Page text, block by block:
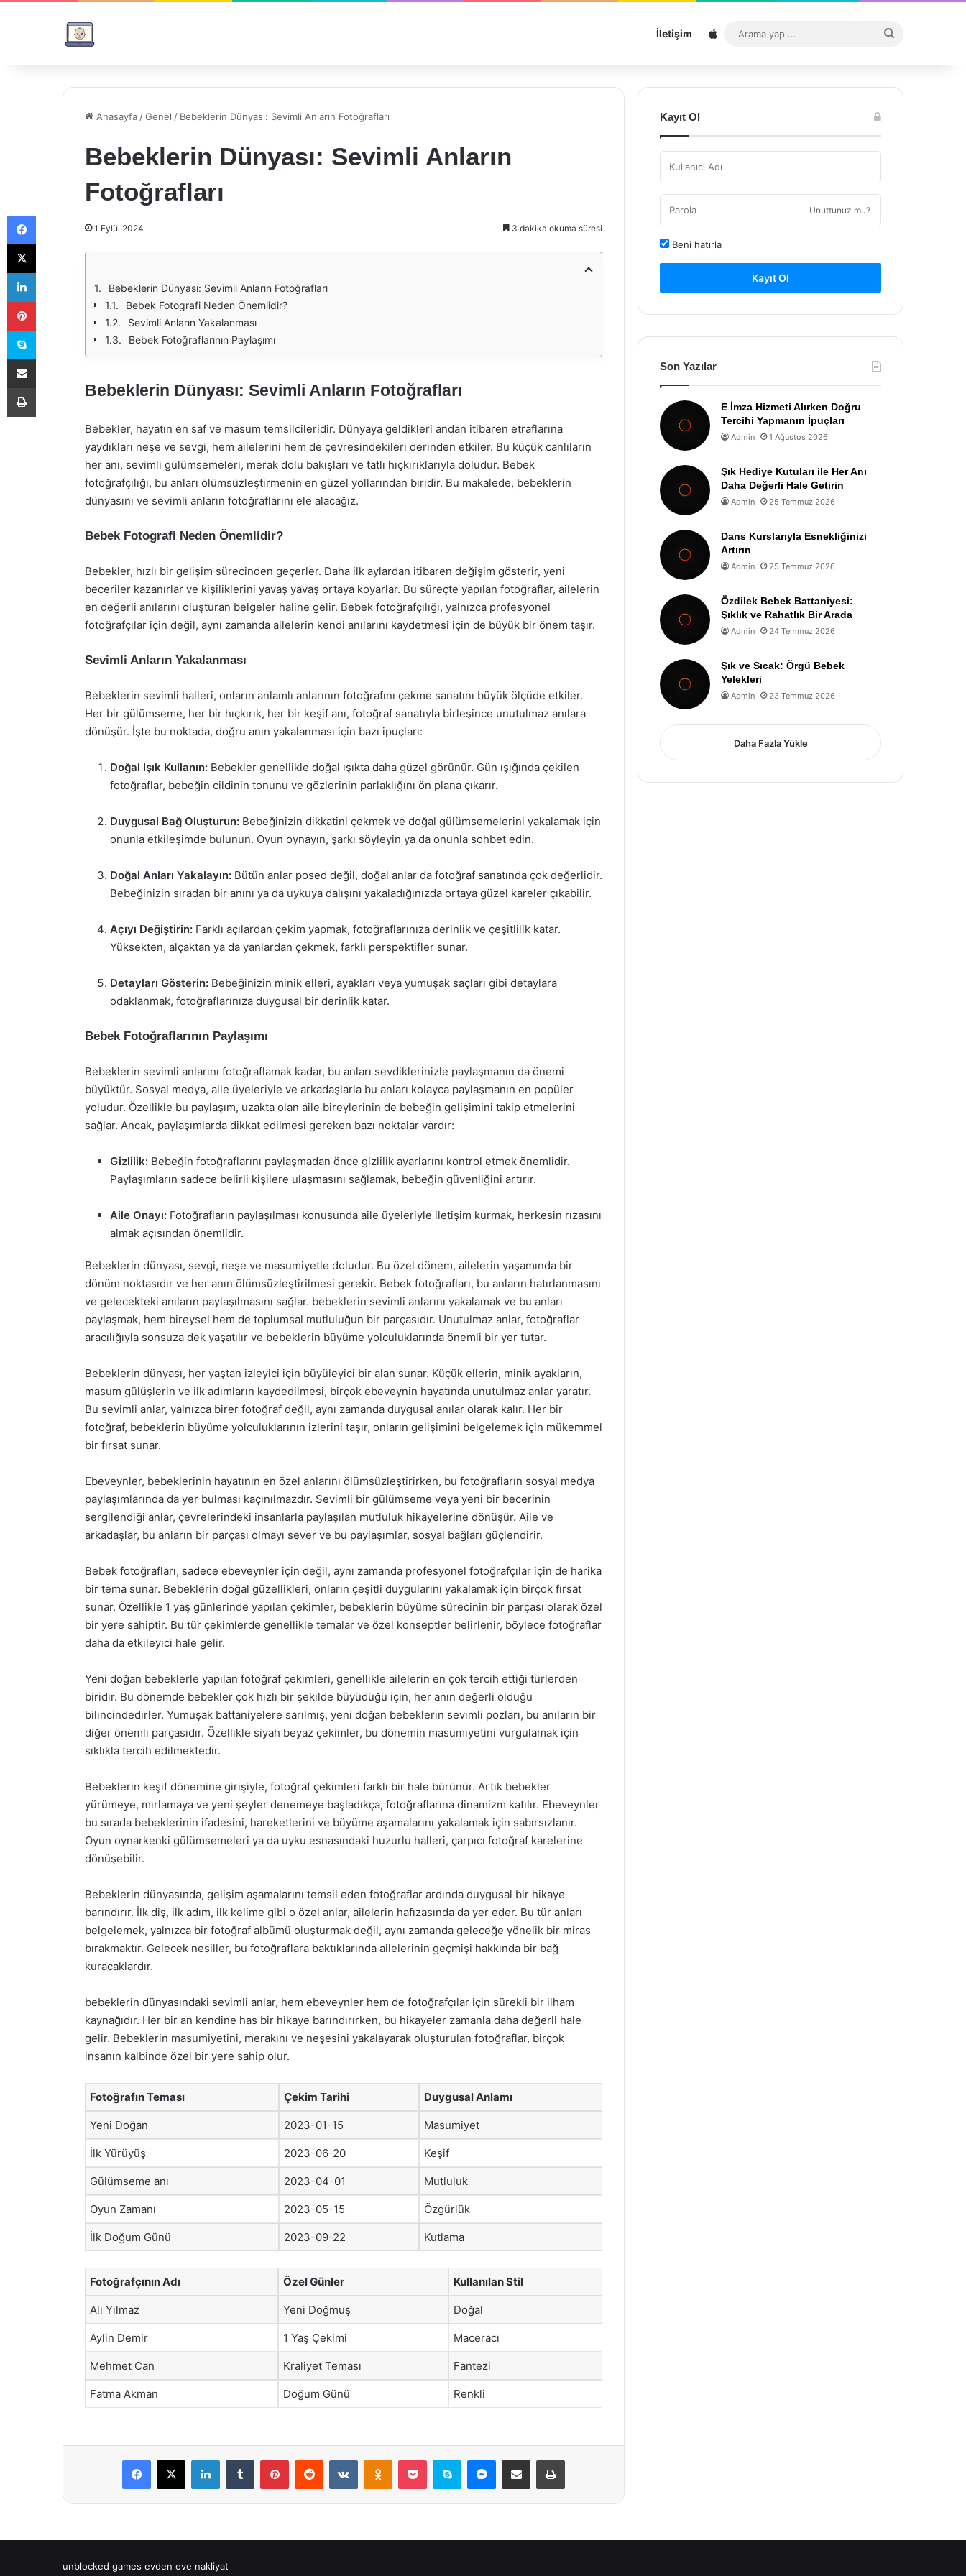
İletişim Sitemap
...
Anasayfa /Genel / Bebeklerin Dünyası: Sevimli Anların Fotoğrafları
Bebeklerin Dünyası: Sevimli Anların
Fotoğrafları
1 Eylül 2024 3 dakika okuma süresi
Bebeklerin Dünyası: Sevimli Anların Fotoğrafları
Bebek Fotografi Neden Önemlidir?
Sevimli Anların Yakalanması
Bebek Fotoğraflarının Paylaşımı
Bebeklerin Dünyası: Sevimli Anların Fotoğrafları
Bebekler, hayatın en saf ve masum temsilcileridir. Dünyaya geldikleri andan itibaren etraflarına
yaydıkları neşe ve sevgi, hem ailelerini hem de çevresindekileri derinden etkiler. Bu küçük canlıların
her anı, sevimli gülümsemeleri, merak dolu bakışları ve tatlı hıçkırıklarıyla doludur. Bebek
fotoğrafçılığı, bu anları ölümsüzleştirmenin en güzel yollarından biridir. Bu makalede, bebeklerin
dünyasını ve sevimli anların fotoğraflarını ele alacağız.
Bebek Fotografi Neden Önemlidir?
Bebekler, hızlı bir gelişim sürecinden geçerler. Daha ilk aylardan itibaren değişim gösterir, yeni
beceriler kazanırlar ve kişiliklerini yavaş yavaş ortaya koyarlar. Bu süreçte yapılan fotoğraflar, ailelerin
en değerli anılarını oluşturan belgeler haline gelir. Bebek fotoğrafçılığı, yalnızca profesyonel
fotoğrafçılar için değil, aynı zamanda ailelerin kendi anılarını kaydetmesi için de büyük bir önem taşır.
Sevimli Anların Yakalanması
Bebeklerin sevimli halleri, onların anlamlı anlarının fotoğrafını çekme sanatını büyük ölçüde etkiler.
Her bir gülümseme, her bir hıçkırık, her bir keşif anı, fotoğraf sanatıyla birleşince unutulmaz anılara
dönüşür. İşte bu noktada, doğru anın yakalanması için bazı ipuçları:
Doğal Işık Kullanın: Bebekler genellikle doğal ışıkta daha güzel görünür. Gün ışığında çekilen
fotoğraflar, bebeğin cildinin tonunu ve gözlerinin parlaklığını ön plana çıkarır.
Duygusal Bağ Oluşturun: Bebeğinizin dikkatini çekmek ve doğal gülümsemelerini yakalamak için
onunla etkileşimde bulunun. Oyun oynayın, şarkı söyleyin ya da onunla sohbet edin.
Doğal Anları Yakalayın: Bütün anlar posed değil, doğal anlar da fotoğraf sanatında çok değerlidir.
Bebeğinizin sıradan bir anını ya da uykuya dalışını yakaladığınızda ortaya güzel kareler çıkabilir.
Açıyı Değiştirin: Farklı açılardan çekim yapmak, fotoğraflarınıza derinlik ve çeşitlilik katar.
Yüksekten, alçaktan ya da yanlardan çekmek, farklı perspektifler sunar.
Detayları Gösterin: Bebeğinizin minik elleri, ayakları veya yumuşak saçları gibi detaylara
odaklanmak, fotoğraflarınıza duygusal bir derinlik katar.
Bebek Fotoğraflarının Paylaşımı
Bebeklerin sevimli anlarını fotoğraflamak kadar, bu anları sevdiklerinizle paylaşmanın da önemi
büyüktür. Sosyal medya, aile üyeleriyle ve arkadaşlarla bu anları kolayca paylaşmanın en popüler
yoludur. Özellikle bu paylaşım, uzakta olan aile bireylerinin de bebeğin gelişimini takip etmelerini
sağlar. Ancak, paylaşımlarda dikkat edilmesi gereken bazı noktalar vardır:
Gizlilik: Bebeğin fotoğraflarını paylaşmadan önce gizlilik ayarlarını kontrol etmek önemlidir.
Paylaşımların sadece belirli kişilere ulaşmasını sağlamak, bebeğin güvenliğini artırır.
Aile Onayı: Fotoğrafların paylaşılması konusunda aile üyeleriyle iletişim kurmak, herkesin rızasını
almak açısından önemlidir.
Bebeklerin dünyası, sevgi, neşe ve masumiyetle doludur. Bu özel dönem, ailelerin yaşamında bir
dönüm noktasıdır ve her anın ölümsüzleştirilmesi gerekir. Bebek fotoğrafları, bu anların hatırlanmasını
ve gelecekteki anıların paylaşılmasını sağlar. bebeklerin sevimli anlarını yakalamak ve bu anları
paylaşmak, hem bireysel hem de toplumsal mutluluğun bir parçasıdır. Unutulmaz anlar, fotoğraflar
aracılığıyla sonsuza dek yaşatılır ve bebeklerin büyüme yolculuklarında önemli bir yer tutar.
Bebeklerin dünyası, her yaştan izleyici için büyüleyici bir alan sunar. Küçük ellerin, minik ayakların,
masum gülüşlerin ve ilk adımların kaydedilmesi, birçok ebeveynin hayatında unutulmaz anlar yaratır.
Bu sevimli anlar, yalnızca birer fotoğraf değil, aynı zamanda duygusal anılar olarak kalır. Her bir
fotoğraf, bebeklerin büyüme yolculuklarının izlerini taşır, onların gelişimini belgelemek için mükemmel
bir fırsat sunar.
Ebeveynler, bebeklerinin hayatının en özel anlarını ölümsüzleştirirken, bu fotoğrafların sosyal medya
paylaşımlarında da yer bulması kaçınılmazdır. Sevimli bir gülümseme veya yeni bir becerinin
sergilendiği anlar, çevrelerindeki insanlarla paylaşılan mutluluk hikayelerine dönüşür. Aile ve
arkadaşlar, bu anların bir parçası olmayı sever ve bu paylaşımlar, sosyal bağları güçlendirir.
Bebek fotoğrafları, sadece ebeveynler için değil, aynı zamanda profesyonel fotoğrafçılar için de harika
bir tema sunar. Bebeklerin doğal güzellikleri, onların çeşitli duygularını yakalamak için birçok fırsat
sunar. Özellikle 1 yaş günlerinde yapılan çekimler, bebeklerin büyüme sürecinin bir parçası olarak özel
bir yere sahiptir. Bu tür çekimlerde genellikle temalar ve özel konseptler belirlenir, böylece fotoğraflar
daha da etkileyici hale gelir.
Yeni doğan bebeklerle yapılan fotoğraf çekimleri, genellikle ailelerin en çok tercih ettiği türlerden
biridir. Bu dönemde bebekler çok hızlı bir şekilde büyüdüğü için, her anın değerli olduğu
bilincindedirler. Yumuşak battaniyelere sarılmış, yeni doğan bebeklerin sevimli pozları, bu anıların bir
diğer önemli parçasıdır. Özellikle siyah beyaz çekimler, bu dönemin masumiyetini vurgulamak için
sıklıkla tercih edilmektedir.
Bebeklerin keşif dönemine girişiyle, fotoğraf çekimleri farklı bir hale bürünür. Artık bebekler
yürümeye, mırlamaya ve yeni şeyler denemeye başladıkça, fotoğraflarına dinamizm katılır. Ebeveynler
bu sırada bebeklerinin ifadesini, hareketlerini ve büyüme aşamalarını yakalamak için sabırsızlanır.
Oyun oynarkenki gülümsemeleri ya da uyku esnasındaki huzurlu halleri, çarpıcı fotoğraf karelerine
dönüşebilir.
Bebeklerin dünyasında, gelişim aşamalarını temsil eden fotoğraflar ardında duygusal bir hikaye
barındırır. İlk diş, ilk adım, ilk kelime gibi o özel anlar, ailelerin hafızasında da yer eder. Bu tür anları
belgelemek, yalnızca bir fotoğraf albümü oluşturmak değil, aynı zamanda geleceğe yönelik bir miras
bırakmaktır. Gelecek nesiller, bu fotoğraflara baktıklarında ailelerinin geçmişi hakkında bir bağ
kuracaklardır.
bebeklerin dünyasındaki sevimli anlar, hem ebeveynler hem de fotoğrafçılar için sürekli bir ilham
kaynağıdır. Her bir an kendine has bir hikaye barındırırken, bu hikayeler zamanla daha değerli hale
gelir. Bebeklerin masumiyetini, merakını ve neşesini yakalayarak oluşturulan fotoğraflar, birçok
insanın kalbinde özel bir yere sahip olur.
Fotoğrafın Teması Çekim Tarihi Duygusal Anlamı
Yeni Doğan 2023-01-15 Masumiyet
İlk Yürüyüş 2023-06-20 Keşif
Gülümseme anı 2023-04-01 Mutluluk
Oyun Zamanı 2023-05-15 Özgürlük
İlk Doğum Günü 2023-09-22 Kutlama
Fotoğrafçının Adı Özel Günler Kullanılan Stil
Ali Yılmaz Yeni Doğmuş Doğal
Aylin Demir 1 Yaş Çekimi Maceracı
Mehmet Can Kraliyet Teması Fantezi
Fatma Akman Doğum Günü Renkli
Facebook
X LinkedInTumblr PinterestReddit VKontakteOdnoklassniki
Pocket Skype Messenger
E-Posta ile paylaş Yazdır
Kayıt Ol
Unuttunuz mu?
Beni hatırla
Kayıt Ol
Son Yazılar
E İmza Hizmeti Alırken Doğru
Tercihi Yapmanın İpuçları
Admin 1 Ağustos 2026
Şık Hediye Kutuları ile Her Anı
Daha Değerli Hale Getirin
Admin 25 Temmuz 2026
Dans Kurslarıyla Esnekliğinizi
Artırın
Admin 25 Temmuz 2026
Özdilek Bebek Battaniyesi:
Şıklık ve Rahatlık Bir Arada
Admin 24 Temmuz 2026
Şık ve Sıcak: Örgü Bebek
Yelekleri
Admin 23 Temmuz 2026
Daha Fazla Yükle
unblocked games evden eve nakliyat
Facebook
X
LinkedIn
Pinterest
Skype
E-Posta ile paylaş